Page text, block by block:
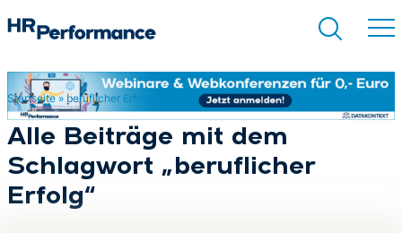
Suchen
Startseite» beruflicher Erfolg
Alle Beiträge mit dem
Schlagwort „beruflicher
Erfolg“